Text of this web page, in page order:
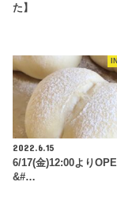
た】
2022.6.15
6/17(金)12:00より
&#…